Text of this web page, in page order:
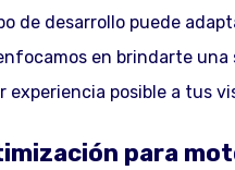
de desarrollo puede
en brindarte
experiencia posible a tus
para